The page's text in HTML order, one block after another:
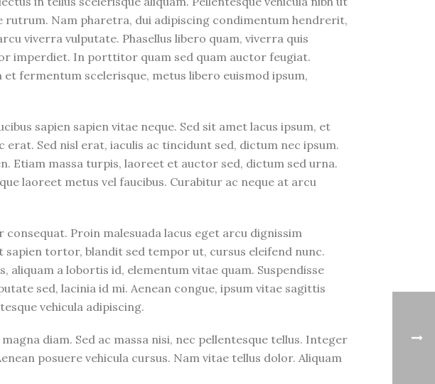
rutrum. Nam pharetra, dui adipiscing condimentum hendrerit,
viverra vulputate. Phasellus libero quam, viverra quis
imperdiet. In porttitor quam sed quam auctor feugiat.
fermentum scelerisque, metus libero euismod ipsum,
sapien sapien vitae neque. Sed sit amet lacus ipsum, et
Sed nisl erat, iaculis ac tincidunt sed, dictum nec ipsum.
Etiam massa turpis, laoreet et auctor sed, dictum sed urna.
laoreet metus vel faucibus. Curabitur ac neque at arcu
Proin malesuada lacus eget arcu dignissim
tortor, blandit sed tempor ut, cursus eleifend nunc.
a lobortis id, elementum vitae quam. Suspendisse
sed, lacinia id mi. Aenean congue, ipsum vitae sagittis
vehicula adipiscing.
diam. Sed ac massa nisi, nec pellentesque tellus. Integer
posuere vehicula cursus. Nam vitae tellus dolor. Aliquam